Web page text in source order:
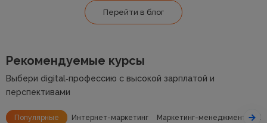
Перейти в блог
Рекомендуемые курсы
Выбери digital‑профессию с высокой зарплатой и
перспективами
Популярные Интернет-маркетинг Маркетинг-менеджмент